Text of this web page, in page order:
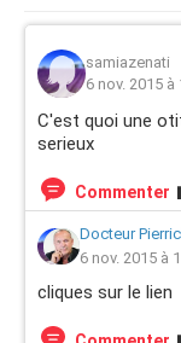
samiazenati
6 nov. 2015 à
C'est quoi une
serieux
Commenter
Docteur
6 nov. 2015 à
cliques sur le lien